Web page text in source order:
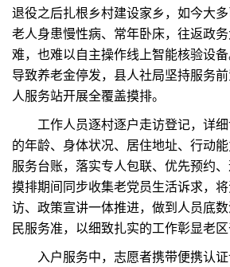
退役之后扎根乡村建设家乡，如今大
老人身患慢性病、常年卧床，往返政
难，也难以自主操作线上智能核验设
导致养老金停发，县人社局坚持服务
人服务站开展全覆盖摸排。
工作人员逐村逐户走访登记，详细
的年龄、身体状况、居住地址、行动
服务台账，落实专人包联、优先预约、
摸排期间同步收集老党员生活诉求，
访、政策宣讲一体推进，做到人员底
民服务准，以细致扎实的工作彰显老区
入户服务中，志愿者携带便携认证